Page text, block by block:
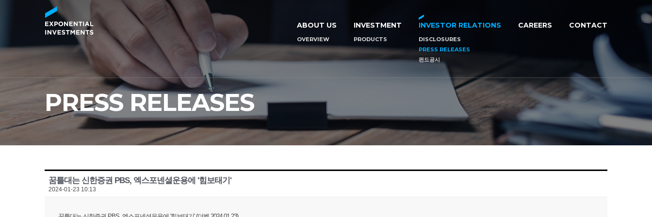
ABOUT US
OVERVIEW
INVESTMENT
PRODUCTS
INVESTOR RELATIONS
DISCLOSURES
PRESS RELEASES
펀드공시
CAREERS CONTACT
PRESS RELEASES
꿈틀대는 신한증권 PBS, 엑스포넨셜운용에 '힘보태기'
2024-01-23 10:13